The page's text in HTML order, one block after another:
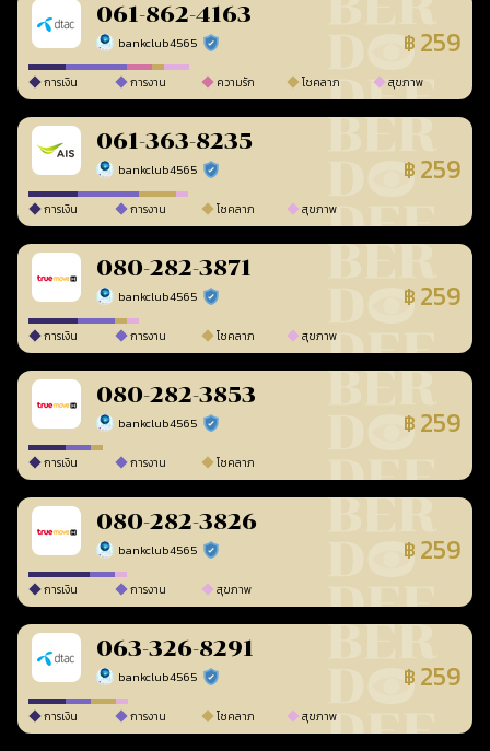
061-862-4163
bankclub4565 ร้านยืนยันแล้ว ฿ 259
การเงิน การงาน ความรัก โชคลาภ สุขภาพ
061-363-8235
bankclub4565 ร้านยืนยันแล้ว ฿ 259
การเงิน การงาน โชคลาภ สุขภาพ
080-282-3871
bankclub4565 ร้านยืนยันแล้ว ฿ 259
การเงิน การงาน โชคลาภ สุขภาพ
080-282-3853
bankclub4565 ร้านยืนยันแล้ว ฿ 259
การเงิน การงาน โชคลาภ
080-282-3826
bankclub4565 ร้านยืนยันแล้ว ฿ 259
การเงิน การงาน สุขภาพ
063-326-8291
bankclub4565 ร้านยืนยันแล้ว ฿ 259
การเงิน การงาน โชคลาภ สุขภาพ